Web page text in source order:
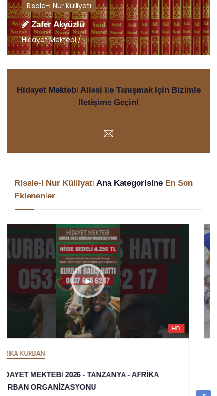
Risale-i Nur Külliyatı
Zafer Akyüzlü
Hidayet Mektebi /Türkçe Sohbetler
Hidayet Mektebi Ailesi Ile Tanışmak Için Bizimle
Iletişime Geçin!
Risale-I Nur Külliyatı Ana Kategorisine En Son
Eklenenler
AFRİKA İFTAR
HİDAYET MEKTEBİ 2026 İFTAR ORGANİZASYONU -
TANZANYA - AFRİKA